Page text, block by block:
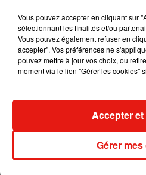
Publié : 13 décembre
Vous pouvez accepter en cliquant sur
sélectionnant les finalités et/ou
Vous pouvez également refuser en
accepter". Vos préférences ne
pouvez mettre à jour vos choix, ou
moment via le lien "Gérer les cookies"
Gérer
Accepter